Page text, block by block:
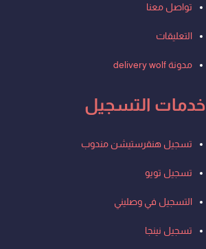
تواصل معنا
التعليقات
مدونة delivery wolf
خدمات التسجيل
Menuتسجيل هنقرستيشن مندوب
تسجيل تويو
التسجيل في وصليني
تسجيل نينجا